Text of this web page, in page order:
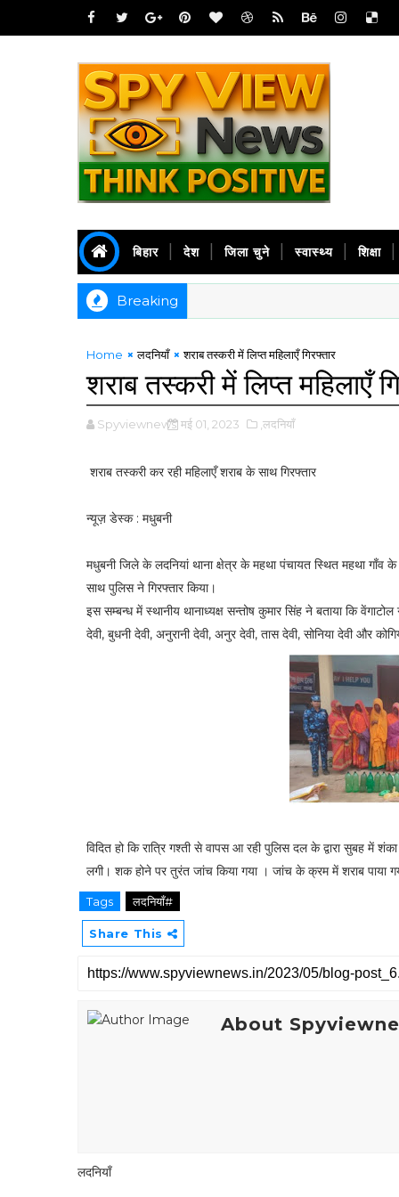
बिहार देश जिला चुने स्वास्थ्य शिक्षा
Breaking
Home लदनियाँ शराब तस्करी में लिप्त महिलाएँ गिरफ्तार
शराब तस्करी में लिप्त महिलाएँ
Spyviewnews मई 01, 2023 ,लदनियाँ
शराब तस्करी कर रही महिलाएँ शराब के साथ गिरफ्तार
न्यूज़ डेस्क : मधुबनी
मधुबनी जिले के लदनियां थाना क्षेत्र के महथा पंचायत स्थित महथा गाँव
साथ पुलिस ने गिरफ्तार किया।
इस सम्बन्ध में स्थानीय थानाध्यक्ष सन्तोष कुमार सिंह ने बताया कि
देवी, बुधनी देवी, अनुरानी देवी, अनुर देवी, तास देवी, सोनिया देवी और
विदित हो कि रात्रि गश्ती से वापस आ रही पुलिस दल के द्वारा सुबह में
लगी। शक होने पर तुरंत जांच किया गया । जांच के क्रम में शराब पाया
Tags लदनियाँ#
Share This
About
लदनियाँ